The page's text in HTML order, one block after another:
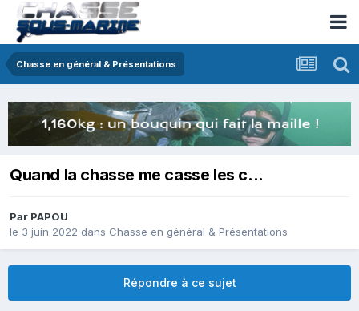
Chasse en général & Présentations
Quand la chasse me casse les c...
Par PAPOU
le 3 juin 2022 dans Chasse en général & Présentations
Répondre à ce sujet